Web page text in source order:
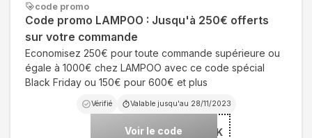
code promo
Code promo LAMPOO : Jusqu'à 250€ offerts
sur votre commande
Economisez 250€ pour toute commande supérieure ou
égale à 1000€ chez LAMPOO avec ce code spécial
Black Friday ou 150€ pour 600€ et plus
Vérifié Valable jusqu'au 28/11/2023
Voir le code
***POOBLACK